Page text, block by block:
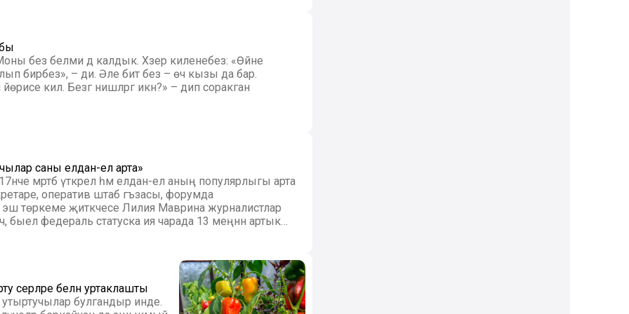
Моны без белми дә калдык. Хәзер киленебез: «Өйне
бирәбез», – ди. Әле бит без – өч кызы да бар.
килә. Безгә нишләргә икән?» – дип соракган
саны елдан-ел арта»
оператив штаб әгъзасы, форумда
төркеме җитәкчесе Лилия Маврина журналистлар
быел федераль статуска ия чарада 13 меңнән артык
серләре белән уртаклашты
утыртучылар булгандыр инде.